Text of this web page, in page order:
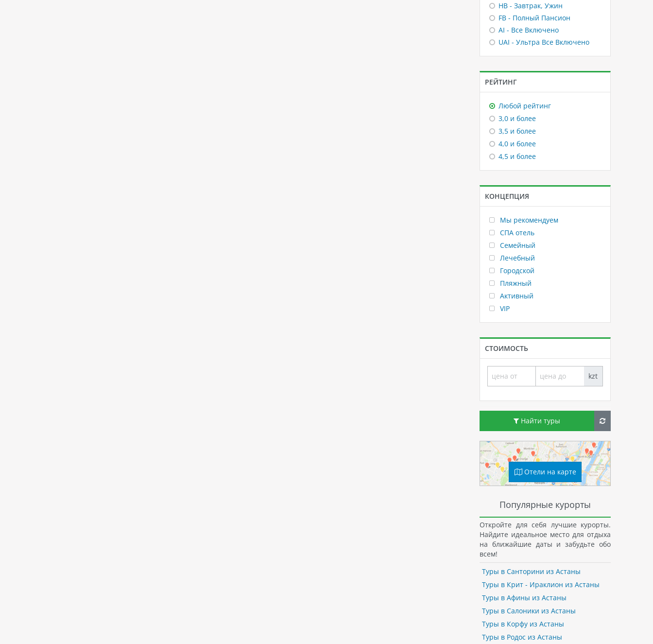
HB - Завтрак, Ужин
FB - Полный Пансион
AI - Все Включено
UAI - Ультра Все Включено
РЕЙТИНГ
Любой рейтинг
3,0 и более
3,5 и более
4,0 и более
4,5 и более
КОНЦЕПЦИЯ
Мы рекомендуем
СПА отель
Семейный
Лечебный
Городской
Пляжный
Активный
VIP
СТОИМОСТЬ
kzt
Найти туры
Отели на карте
Популярные курорты
Откройте для себя лучшие курорты.
Найдите идеальное место для отдыха
на ближайшие даты и забудьте обо
всем!
Туры в Санторини из Астаны
Туры в Крит - Ираклион из Астаны
Туры в Афины из Астаны
Туры в Салоники из Астаны
Туры в Корфу из Астаны
Туры в Родос из Астаны